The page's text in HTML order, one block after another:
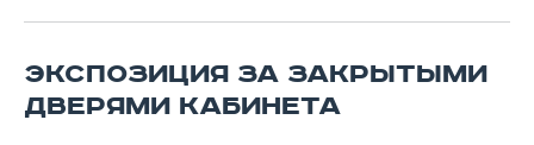
ЭКСПОЗИЦИЯ ЗА ЗАКРЫТЫМИ
ДВЕРЯМИ КАБИНЕТА